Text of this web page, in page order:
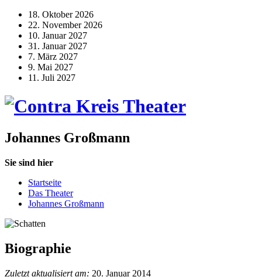
18. Oktober 2026
22. November 2026
10. Januar 2027
31. Januar 2027
7. März 2027
9. Mai 2027
11. Juli 2027
Johannes Großmann
Sie sind hier
Startseite
Das Theater
Johannes Großmann
Biographie
Zuletzt aktualisiert am: 20. Januar 2014